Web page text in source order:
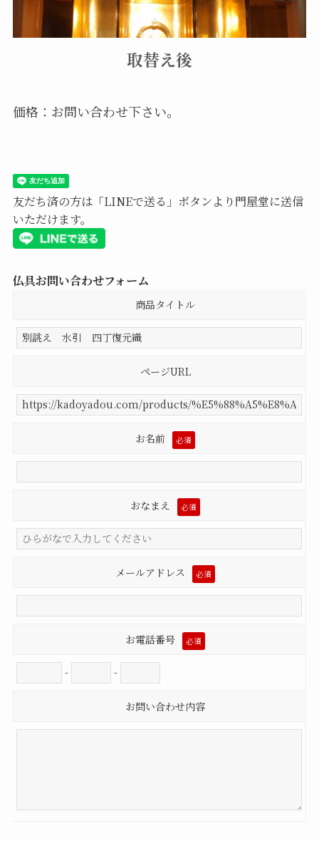
取替え後
価格：お問い合わせ下さい。
友だち済の方は「LINEで送る」ボタンより門屋堂に送信
いただけます。
仏具お問い合わせフォーム
商品タイトル
ページURL
お名前 必須
おなまえ 必須
メールアドレス 必須
お電話番号 必須
- -
お問い合わせ内容